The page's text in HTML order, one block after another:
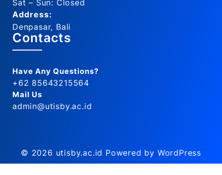
Sat – Sun: Closed
Address:
Denpasar, Bali
Contacts
Have Any Questions?
+62 85643215564
Mail Us
admin@utisby.ac.id
© 2026 utisby.ac.id Powered by WordPress